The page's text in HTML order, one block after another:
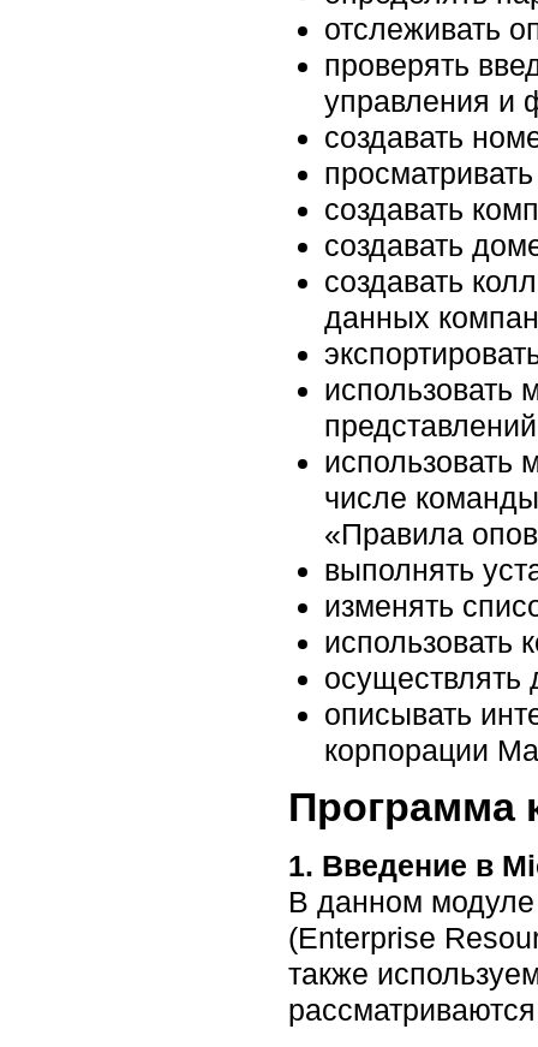
отслеживать
проверять
управления и
создавать
создавать
создавать
создавать
данных
использовать
числе
«Правила
выполнять
изменять
использовать
осуществлять
описывать
корпорации
Программа
1. Введение в
В данном
(Enterprise
также